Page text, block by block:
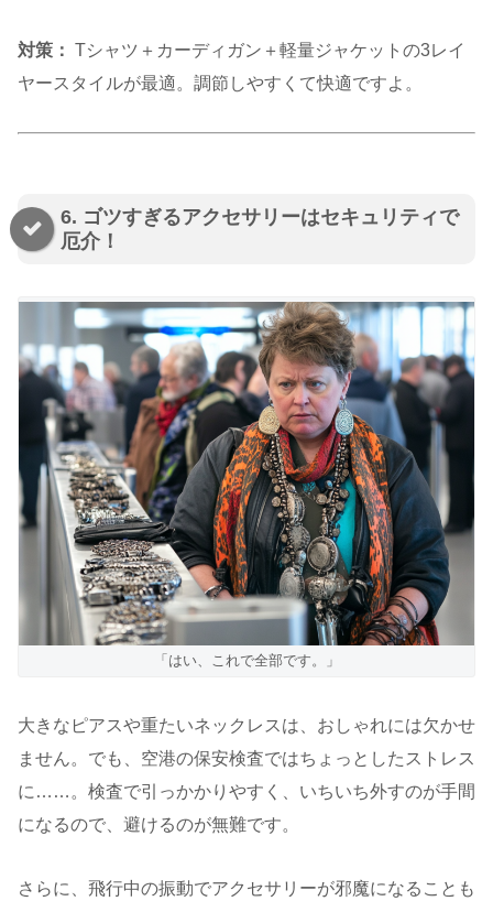
対策： Tシャツ＋カーディガン＋軽量ジャケットの3レイ
ヤースタイルが最適。調節しやすくて快適ですよ。
6. ゴツすぎるアクセサリーはセキュリティで
厄介！
「はい、これで全部です。」
大きなピアスや重たいネックレスは、おしゃれには欠かせ
ません。でも、空港の保安検査ではちょっとしたストレス
に……。検査で引っかかりやすく、いちいち外すのが手間
になるので、避けるのが無難です。
さらに、飛行中の振動でアクセサリーが邪魔になることも